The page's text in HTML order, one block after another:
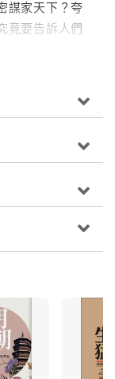
謀家天下？夸
竟要告訴人們
觸，將這些
開……